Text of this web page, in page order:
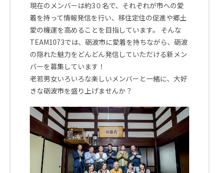
現在のメンバーは約3０名で、それぞれが市への愛
着を持って情報発信を行い、移住定住の促進や郷土
愛の機運を高めることを目指しています。 そんな
TEAM1073では、砺波市に愛着を持ちながら、砺波
の隠れた魅力をどんどん発信していただける新メン
バーを募集しています！
老若男女いろいろな楽しいメンバーと一緒に、大好
きな砺波市を盛り上げませんか？